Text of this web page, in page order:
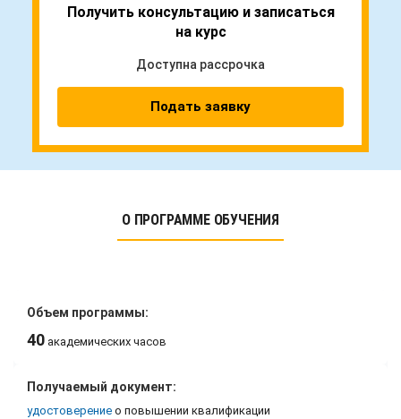
Получить консультацию и записаться
на курс
Доступна рассрочка
Подать заявку
О ПРОГРАММЕ ОБУЧЕНИЯ
Объем программы:
40 академических часов
Получаемый документ:
удостоверение о повышении квалификации